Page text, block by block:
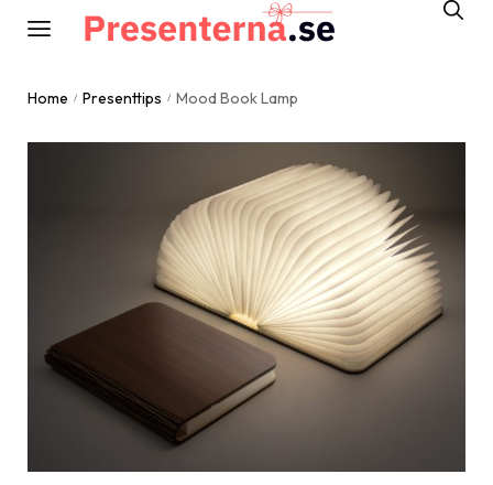
Home / Presenttips / Mood Book Lamp